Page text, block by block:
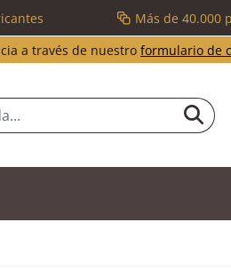
Más de 40.000
a través de nuestro formulario de